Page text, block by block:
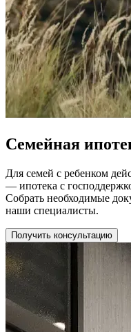
Семейная
Для семей с ребенком
— ипотека с
Собрать необходимые
наши специалисты.
Получить консультацию